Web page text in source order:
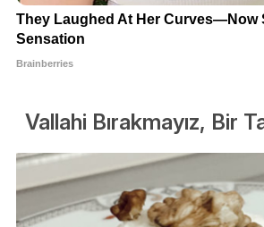
Vallahi Bırakmayız, Bir